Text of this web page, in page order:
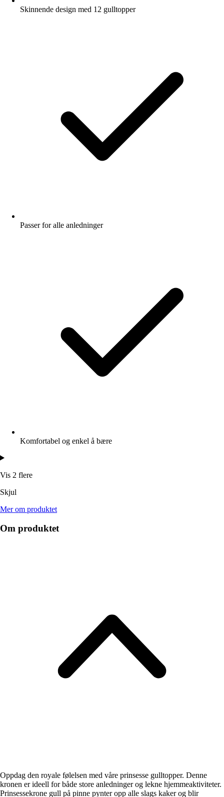
Skinnende design med 12 gulltopper
Passer for alle anledninger
Komfortabel og enkel å bære
Vis 2 flere
Skjul
Mer om produktet
Om produktet
Oppdag den royale følelsen med våre prinsesse gulltopper. Denne
kronen er ideell for både store anledninger og lekne hjemmeaktiviteter.
Prinsessekrone gull på pinne pynter opp alle slags kaker og blir